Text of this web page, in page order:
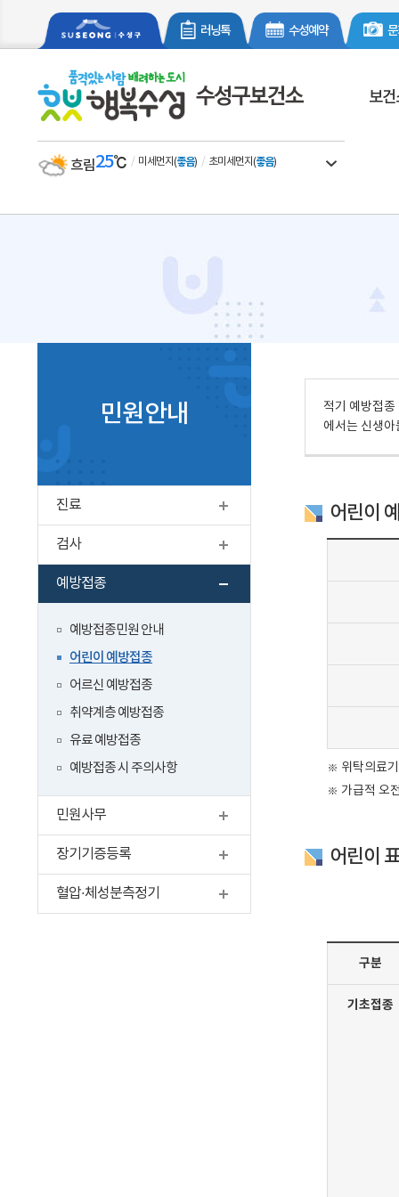
러닝톡 수성예약
보
흐림25℃ 미세먼지 (좋음) 초미세먼지 (좋음) 일기예보 더보
민원안내
진료 펼치기
검사 펼치기
예방접종 접기
예방접종민원 안내
어린이 예방접종
어르신 예방접종
취약계층 예방접종
유료 예방접종
예방접종 시 주의사항
민원사무 펼치기
장기기증등록 펼치기
혈압·체성분측정기 펼치기
적기 예방접
에서는 신생
어린이
※ 위탁의료
※ 가급적 오
어린이
구분
기초접종